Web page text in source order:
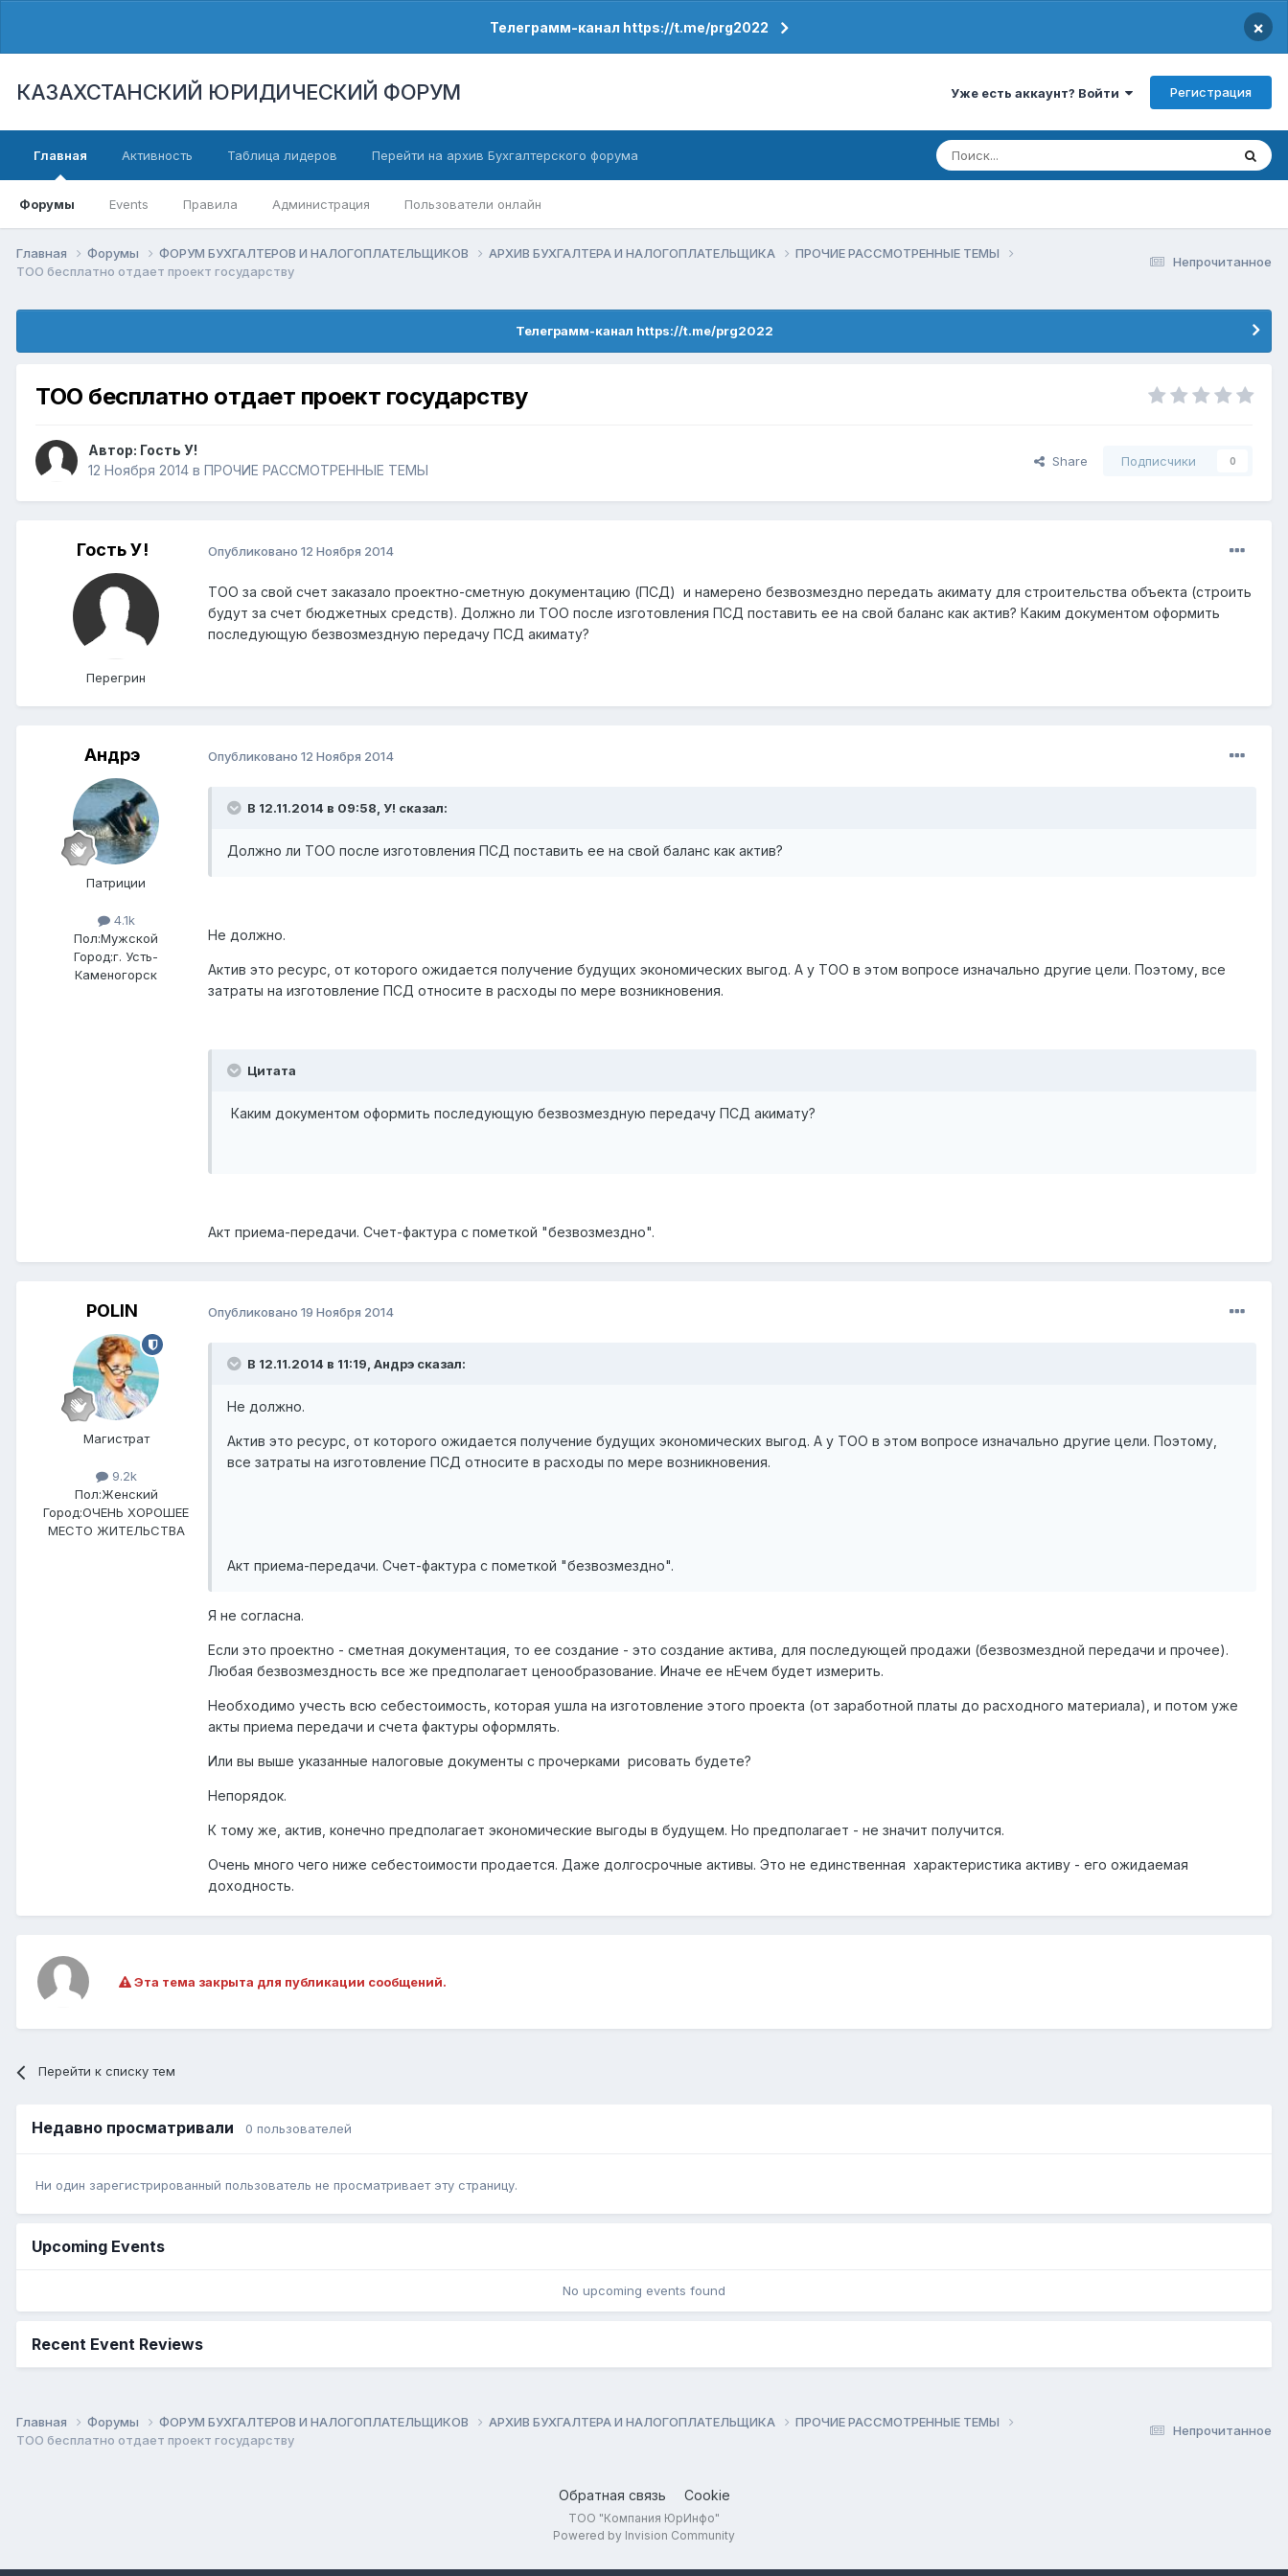
Телеграмм-канал https://t.me/prg2022 ×
КАЗАХСТАНСКИЙ ЮРИДИЧЕСКИЙ ФОРУМ Уже есть аккаунт? Войти Регистрация
Главная
Форумы Events Правила Администрация Пользователи онлайн
Активность Таблица лидеров Перейти на архив Бухгалтерского форума
Непрочитанное
Главная Форумы ФОРУМ БУХГАЛТЕРОВ И НАЛОГОПЛАТЕЛЬЩИКОВ АРХИВ БУХГАЛТЕРА И НАЛОГОПЛАТЕЛЬЩИКА
ПРОЧИЕ РАССМОТРЕННЫЕ ТЕМЫ
ТОО бесплатно отдает проект государству
Телеграмм-канал https://t.me/prg2022
ТОО бесплатно отдает проект государству
Автор: Гость У!
12 Ноября 2014 в ПРОЧИЕ РАССМОТРЕННЫЕ ТЕМЫ
Share Подписчики 0
Гость У!
Перегрин
Опубликовано 12 Ноября 2014
ТОО за свой счет заказало проектно-сметную документацию (ПСД) и намерено безвозмездно передать акимату для строительства объекта (строить
будут за счет бюджетных средств). Должно ли ТОО после изготовления ПСД поставить ее на свой баланс как актив? Каким документом оформить
последующую безвозмездную передачу ПСД акимату?
Андрэ
Патриции
4.1k
Пол:Мужской
Город:г. Усть-
Каменогорск
Опубликовано 12 Ноября 2014
В 12.11.2014 в 09:58, У! сказал:
Должно ли ТОО после изготовления ПСД поставить ее на свой баланс как актив?
Не должно.
Актив это ресурс, от которого ожидается получение будущих экономических выгод. А у ТОО в этом вопросе изначально другие цели. Поэтому, все
затраты на изготовление ПСД относите в расходы по мере возникновения.
Цитата
Каким документом оформить последующую безвозмездную передачу ПСД акимату?
Акт приема-передачи. Счет-фактура с пометкой "безвозмездно".
POLIN
Магистрат
9.2k
Пол:Женский
Город:ОЧЕНЬ ХОРОШЕЕ
МЕСТО ЖИТЕЛЬСТВА
Опубликовано 19 Ноября 2014
В 12.11.2014 в 11:19, Андрэ сказал:
Не должно.
Актив это ресурс, от которого ожидается получение будущих экономических выгод. А у ТОО в этом вопросе изначально другие цели. Поэтому,
все затраты на изготовление ПСД относите в расходы по мере возникновения.
Акт приема-передачи. Счет-фактура с пометкой "безвозмездно".
Я не согласна.
Если это проектно - сметная документация, то ее создание - это создание актива, для последующей продажи (безвозмездной передачи и прочее).
Любая безвозмездность все же предполагает ценообразование. Иначе ее нЕчем будет измерить.
Необходимо учесть всю себестоимость, которая ушла на изготовление этого проекта (от заработной платы до расходного материала), и потом уже
акты приема передачи и счета фактуры оформлять.
Или вы выше указанные налоговые документы с прочерками рисовать будете?
Непорядок.
К тому же, актив, конечно предполагает экономические выгоды в будущем. Но предполагает - не значит получится.
Очень много чего ниже себестоимости продается. Даже долгосрочные активы. Это не единственная характеристика активу - его ожидаемая
доходность.
Эта тема закрыта для публикации сообщений.
Перейти к списку тем
Недавно просматривали 0 пользователей
Ни один зарегистрированный пользователь не просматривает эту страницу.
Upcoming Events
No upcoming events found
Recent Event Reviews
Непрочитанное
Главная Форумы ФОРУМ БУХГАЛТЕРОВ И НАЛОГОПЛАТЕЛЬЩИКОВ АРХИВ БУХГАЛТЕРА И НАЛОГОПЛАТЕЛЬЩИКА
ПРОЧИЕ РАССМОТРЕННЫЕ ТЕМЫ
ТОО бесплатно отдает проект государству
Обратная связь Cookie
ТОО "Компания ЮрИнфо"
Powered by Invision Community